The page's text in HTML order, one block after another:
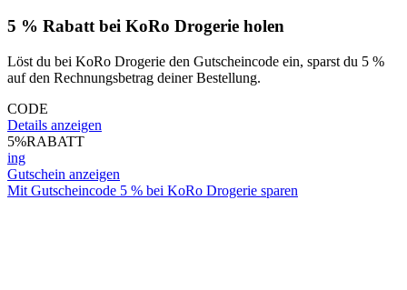
5 % Rabatt bei KoRo Drogerie holen
Löst du bei KoRo Drogerie den Gutscheincode ein, sparst du 5 %
auf den Rechnungsbetrag deiner Bestellung.
CODE
Details anzeigen
5%RABATT
ing
Gutschein anzeigen
Mit Gutscheincode 5 % bei KoRo Drogerie sparen